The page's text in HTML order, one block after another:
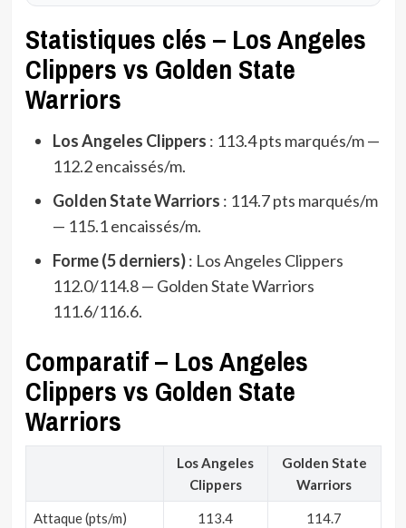
Statistiques clés – Los Angeles
Clippers vs Golden State
Warriors
Los Angeles Clippers : 113.4 pts marqués/m —
112.2 encaissés/m.
Golden State Warriors : 114.7 pts marqués/m
— 115.1 encaissés/m.
Forme (5 derniers): Los Angeles Clippers
112.0/114.8 — Golden State Warriors
111.6/116.6.
Comparatif – Los Angeles
Clippers vs Golden State
Warriors
Los Angeles
Clippers
Golden State
Warriors
Attaque (pts/m) 113.4 114.7